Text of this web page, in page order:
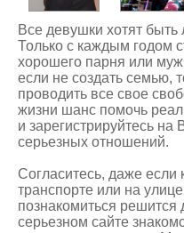
Все девушки хотят
Только с каждым годом
хорошего парня или
если не создать семью,
проводить все свое
жизни шанс помочь
и зарегистрируйтесь на
серьезных отношений.
Согласитесь, даже если
транспорте или на
познакомиться решится
серьезном сайте